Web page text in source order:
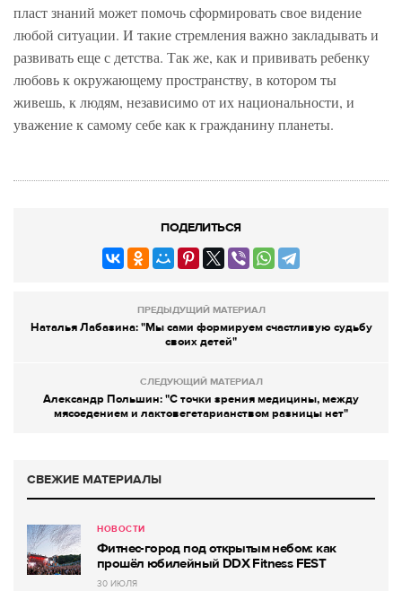
пласт знаний может помочь сформировать свое видение
любой ситуации. И такие стремления важно закладывать и
развивать еще с детства. Так же, как и прививать ребенку
любовь к окружающему пространству, в котором ты
живешь, к людям, независимо от их национальности, и
уважение к самому себе как к гражданину планеты.
ПОДЕЛИТЬСЯ
ПРЕДЫДУЩИЙ МАТЕРИАЛ
Наталья Лабазина: "Мы сами формируем счастливую судьбу
своих детей"
СЛЕДУЮЩИЙ МАТЕРИАЛ
Александр Польшин: "С точки зрения медицины, между
мясоедением и лактовегетарианством разницы нет"
СВЕЖИЕ МАТЕРИАЛЫ
НОВОСТИ
Фитнес-город под открытым небом: как
прошёл юбилейный DDX Fitness FEST
30 ИЮЛЯ